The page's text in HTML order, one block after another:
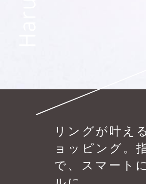
リングが叶え
ョッピング。
で、スマート